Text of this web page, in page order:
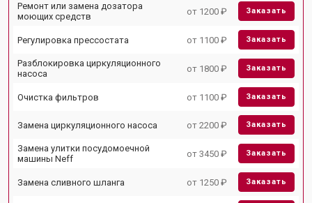
Ремонт или замена дозатора
моющих средств
от 1200 ₽ Заказать
Регулировка прессостата от 1100 ₽ Заказать
Разблокировка циркуляционного
насоса
от 1800 ₽ Заказать
Очистка фильтров от 1100 ₽ Заказать
Замена циркуляционного насоса от 2200 ₽ Заказать
Замена улитки посудомоечной
машины Neff
от 3450 ₽ Заказать
Замена сливного шланга от 1250 ₽ Заказать